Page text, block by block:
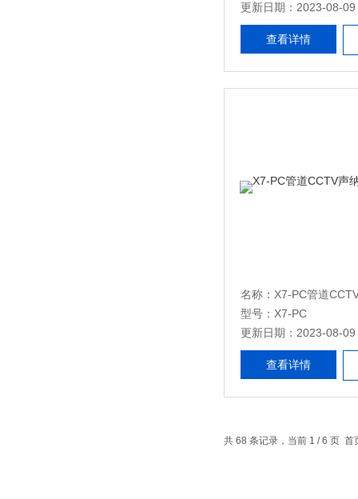
更新日期：2023-08-09
查看详情
型号：X7-PC
更新日期：2023-08-09
查看详情
共 68 条记录，当前 1 / 6 页